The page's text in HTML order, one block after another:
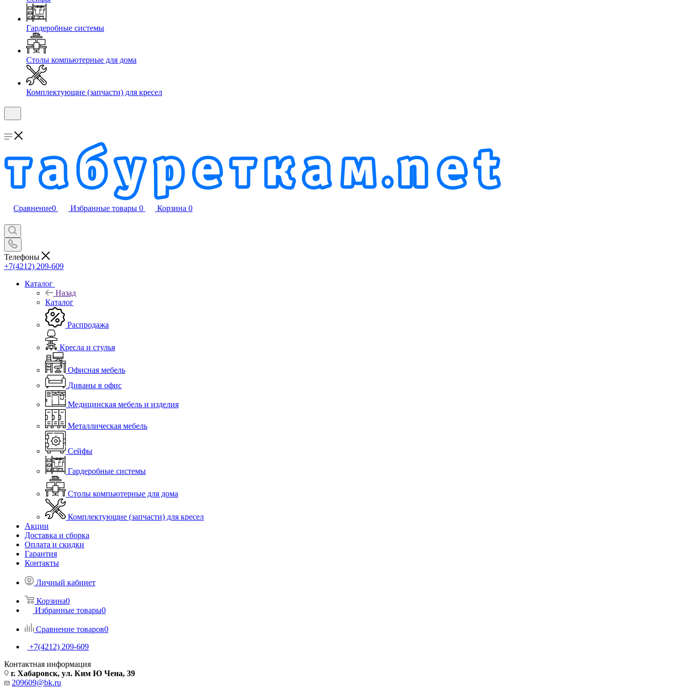
Гардеробные системы
Столы компьютерные для дома
Комплектующие (запчасти) для кресел
Сравнение0 Избранные товары 0 Корзина 0
Телефоны
+7(4212) 209-609
Каталог
Назад
Каталог
Распродажа
Кресла и стулья
Офисная мебель
Диваны в офис
Медицинская мебель и изделия
Металлическая мебель
Сейфы
Гардеробные системы
Столы компьютерные для дома
Комплектующие (запчасти) для кресел
Акции
Доставка и сборка
Оплата и скидки
Гарантия
Контакты
Личный кабинет
Корзина0
Избранные товары0
Сравнение товаров0
+7(4212) 209-609
Контактная информация
г. Хабаровск, ул. Ким Ю Чена, 39
209609@bk.ru